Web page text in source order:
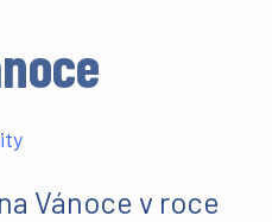
Vánoce v roce